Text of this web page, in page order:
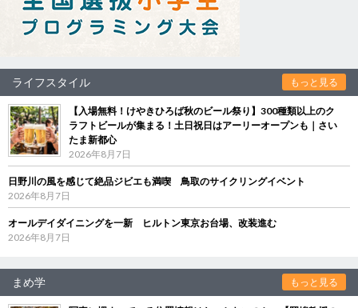
ライフスタイル もっと見る
【入場無料！けやきひろば秋のビール祭り】300種類以上のク
ラフトビールが集まる！土日祝日はアーリーオープンも｜さい
たま新都心
2026年8月7日
日野川の風を感じて絶品ジビエも満喫 鳥取のサイクリングイベント
2026年8月7日
オールデイダイニングを一新 ヒルトン東京お台場、改装進む
2026年8月7日
まめ学 もっと見る